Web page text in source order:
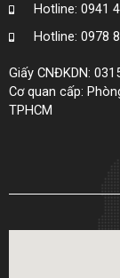
Hotline: 0941
Hotline: 0978
Giấy CNĐKDN:
Cơ quan cấp:
TPHCM